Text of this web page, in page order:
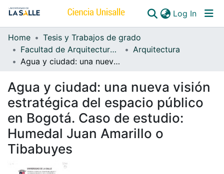
Log In
Communities & Collections
All of DSpace
Home
Tesis y Trabajos de grado
Facultad de Arquitectura, Diseño y Urbanismo
Arquitectura
Agua y ciudad: una nueva visión estratégica del espacio público en Bogotá. Caso de estudio: Humedal Juan Amarillo o Tibabuyes
Agua y ciudad: una nueva visión
estratégica del espacio público
en Bogotá. Caso de estudio:
Humedal Juan Amarillo o
Tibabuyes